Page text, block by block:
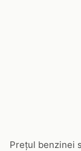
Prețul benzinei